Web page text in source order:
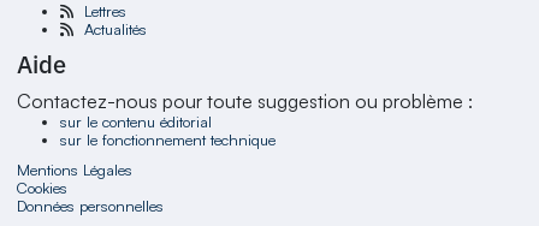
Lettres
Actualités
Aide
Contactez-nous pour toute suggestion ou problème :
sur le contenu éditorial
sur le fonctionnement technique
Mentions Légales
Cookies
Données personnelles